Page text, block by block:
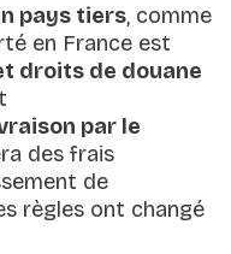
pays tiers, comme
en France est
droits de douane
par le
des frais
de
règles ont changé